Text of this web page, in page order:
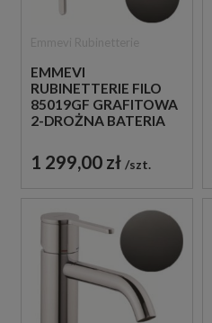
EMMEVI
RUBINETTERIE FILO
85019GF GRAFITOWA
2-DROŻNA BATERIA
1 299,00 zł szt.